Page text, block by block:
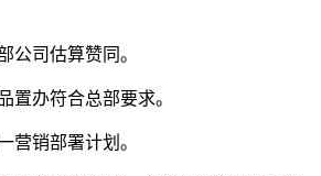
公司估算赞同。
置办符合总部要求。
营销部署计划。